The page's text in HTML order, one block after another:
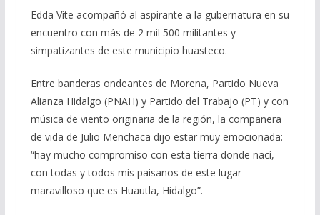
Edda Vite acompañó al aspirante a la gubernatura en su
encuentro con más de 2 mil 500 militantes y
simpatizantes de este municipio huasteco.
Entre banderas ondeantes de Morena, Partido Nueva
Alianza Hidalgo (PNAH) y Partido del Trabajo (PT) y con
música de viento originaria de la región, la compañera
de vida de Julio Menchaca dijo estar muy emocionada:
“hay mucho compromiso con esta tierra donde nací,
con todas y todos mis paisanos de este lugar
maravilloso que es Huautla, Hidalgo”.